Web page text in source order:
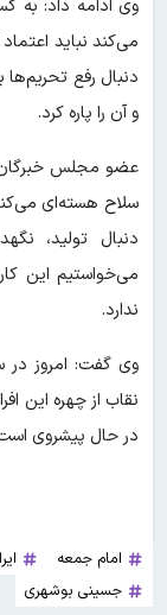
وی ادامه داد: به
می‌کند نباید
دنبال رفع
و آن را پاره کرد.
عضو مجلس خبرگان
سلاح هسته‌ای
دنبال تولید،
می‌خواستیم این
ندارد.
وی گفت: امروز در
نقاب از چهره این
در حال پیشروی
امام جمعه
جسینی بوشهری